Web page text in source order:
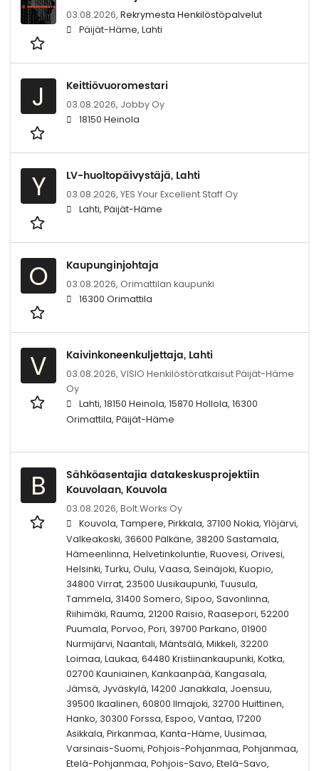
03.08.2026, Rekrymesta Henkilöstöpalvelut
Päijät-Häme, Lahti
J Keittiövuoromestari
03.08.2026, Jobby Oy
18150 Heinola
Y LV-huoltopäivystäjä, Lahti
03.08.2026, YES Your Excellent Staff Oy
Lahti, Päijät-Häme
O Kaupunginjohtaja
03.08.2026, Orimattilan kaupunki
16300 Orimattila
V Kaivinkoneenkuljettaja, Lahti
03.08.2026, VISIO Henkilöstöratkaisut Päijät-Häme
Oy
Lahti, 18150 Heinola, 15870 Hollola, 16300
Orimattila, Päijät-Häme
B
Sähköasentajia datakeskusprojektiin
Kouvolaan, Kouvola
03.08.2026, Bolt.Works Oy
Kouvola, Tampere, Pirkkala, 37100 Nokia, Ylöjärvi,
Valkeakoski, 36600 Pälkäne, 38200 Sastamala,
Hämeenlinna, Helvetinkoluntie, Ruovesi, Orivesi,
Helsinki, Turku, Oulu, Vaasa, Seinäjoki, Kuopio,
34800 Virrat, 23500 Uusikaupunki, Tuusula,
Tammela, 31400 Somero, Sipoo, Savonlinna,
Riihimäki, Rauma, 21200 Raisio, Raasepori, 52200
Puumala, Porvoo, Pori, 39700 Parkano, 01900
Nurmijärvi, Naantali, Mäntsälä, Mikkeli, 32200
Loimaa, Laukaa, 64480 Kristiinankaupunki, Kotka,
02700 Kauniainen, Kankaanpää, Kangasala,
Jämsä, Jyväskylä, 14200 Janakkala, Joensuu,
39500 Ikaalinen, 60800 Ilmajoki, 32700 Huittinen,
Hanko, 30300 Forssa, Espoo, Vantaa, 17200
Asikkala, Pirkanmaa, Kanta-Häme, Uusimaa,
Varsinais-Suomi, Pohjois-Pohjanmaa, Pohjanmaa,
Etelä-Pohjanmaa, Pohjois-Savo, Etelä-Savo,